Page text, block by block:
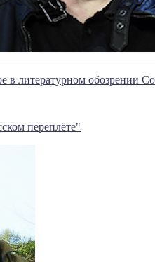
в литературном обозрении
переплёте"